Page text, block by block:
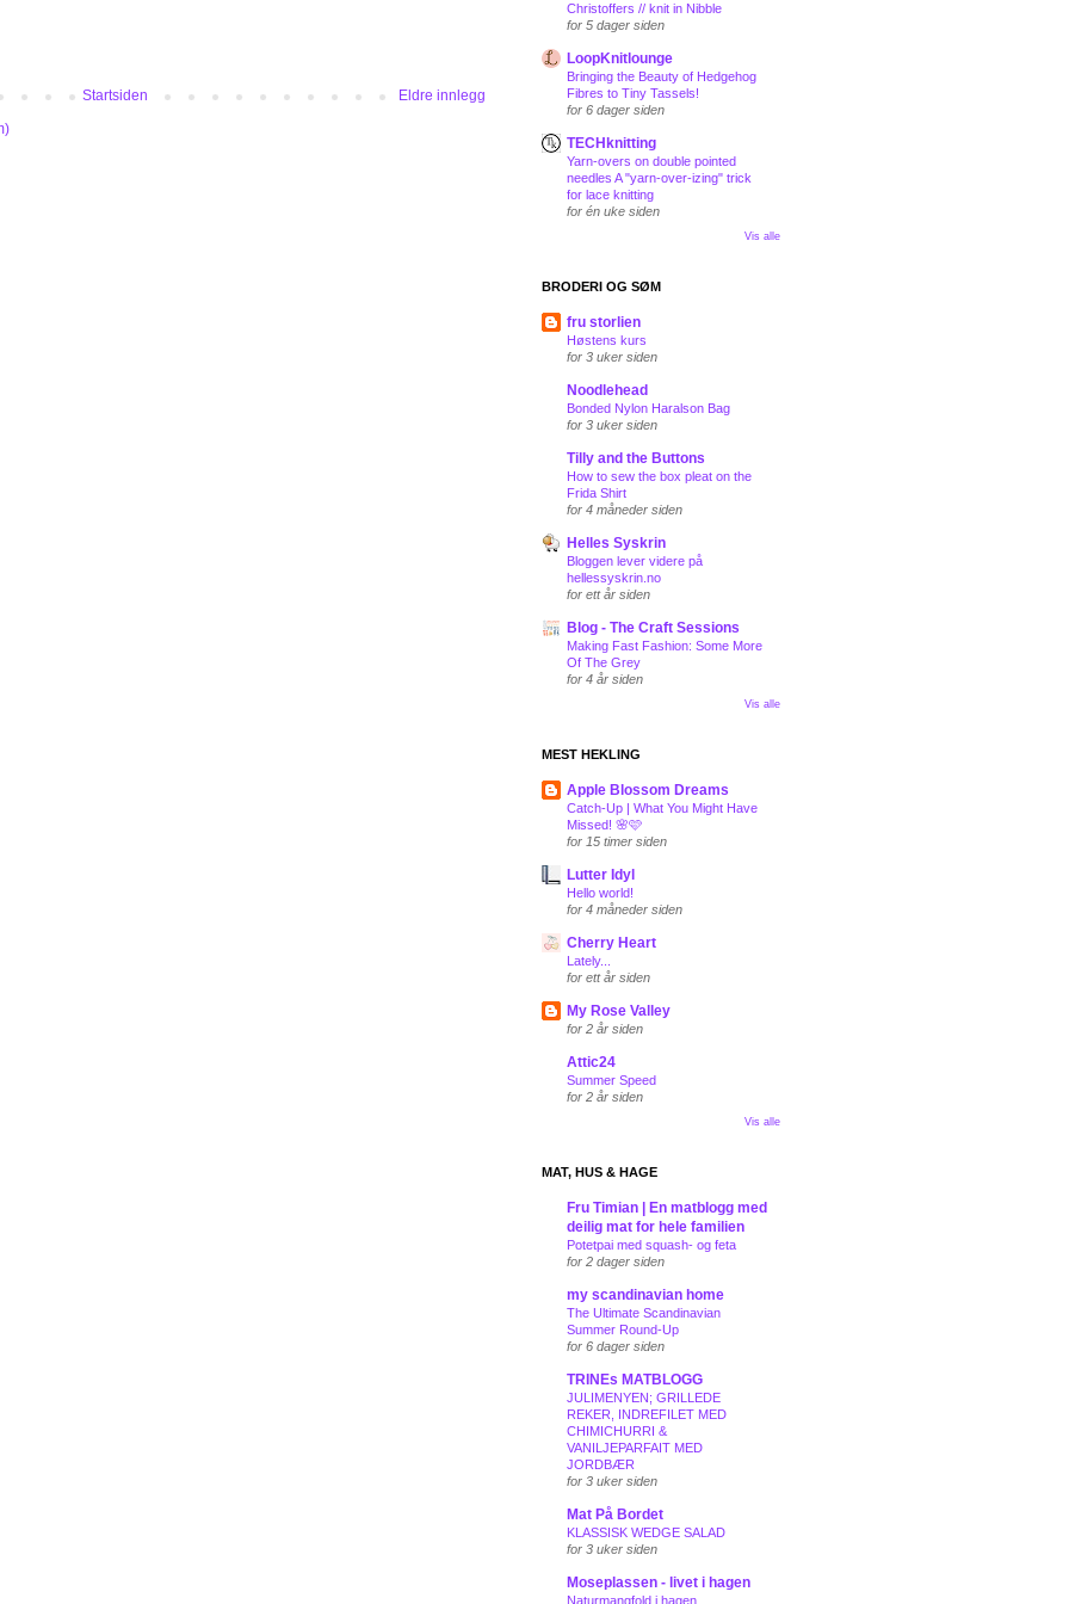
Eldre innlegg
Startsiden
Christoffers // knit in Nibble
for 5 dager siden
LoopKnitlounge
Bringing the Beauty of Hedgehog
Fibres to Tiny Tassels!
for 6 dager siden
TECHknitting
Yarn-overs on double pointed
needles A "yarn-over-izing" trick
for lace knitting
for én uke siden
Vis alle
BRODERI OG SØM
fru storlien
Høstens kurs
for 3 uker siden
Noodlehead
Bonded Nylon Haralson Bag
for 3 uker siden
Tilly and the Buttons
How to sew the box pleat on the
Frida Shirt
for 4 måneder siden
Helles Syskrin
Bloggen lever videre på
hellessyskrin.no
for ett år siden
Blog - The Craft Sessions
Making Fast Fashion: Some More
Of The Grey
for 4 år siden
Vis alle
MEST HEKLING
Apple Blossom Dreams
Catch-Up | What You Might Have
Missed! 🌸🩷
for 15 timer siden
Lutter Idyl
Hello world!
for 4 måneder siden
Cherry Heart
Lately...
for ett år siden
My Rose Valley
for 2 år siden
Attic24
Summer Speed
for 2 år siden
Vis alle
MAT, HUS & HAGE
Fru Timian | En matblogg med
deilig mat for hele familien
Potetpai med squash- og feta
for 2 dager siden
my scandinavian home
The Ultimate Scandinavian
Summer Round-Up
for 6 dager siden
TRINEs MATBLOGG
JULIMENYEN; GRILLEDE
REKER, INDREFILET MED
CHIMICHURRI &
VANILJEPARFAIT MED
JORDBÆR
for 3 uker siden
Mat På Bordet
KLASSISK WEDGE SALAD
for 3 uker siden
Moseplassen - livet i hagen
Naturmangfold i hagen